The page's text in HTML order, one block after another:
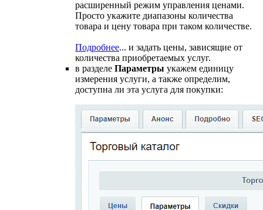
расширенный режим управления ценами.
Просто укажите диапазоны количества
товара и цену товара при таком количестве.
Подробнее... и задать цены, зависящие от
количества приобретаемых услуг.
в разделе Параметры укажем единицу
измерения услуги, а также определим,
доступна ли эта услуга для покупки: